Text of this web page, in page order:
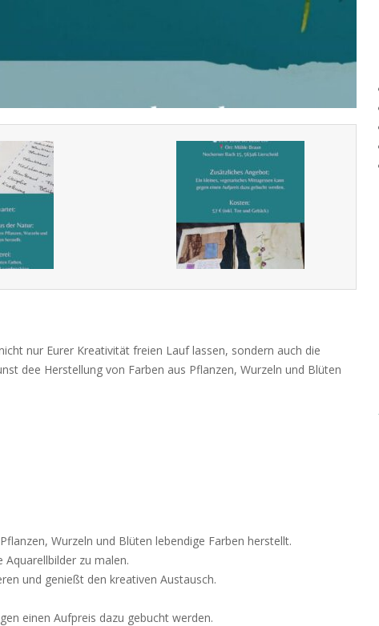
nur Eurer Kreativität freien Lauf lassen, sondern auch die
dee Herstellung von Farben aus Pflanzen, Wurzeln und Blüten
Wurzeln und Blüten lebendige Farben herstellt.
zu malen.
und genießt den kreativen Austausch.
einen Aufpreis dazu gebucht werden.